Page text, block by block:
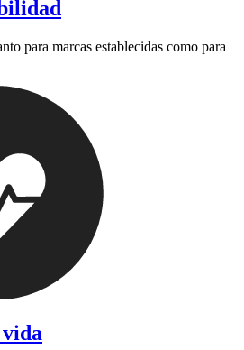
para marcas establecidas como para